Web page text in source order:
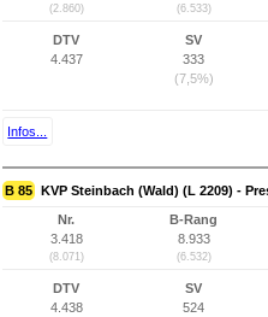
(2.860) (6.533)
DTV
4.437
SV
333
(7,5%)
Infos...
B 85 KVP Steinbach (Wald) (L 2209) -
Nr.
3.418
(8.071)
B-Rang
8.933
(6.532)
DTV
4.438
SV
524